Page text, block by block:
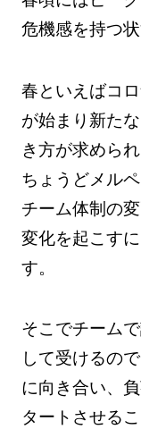
危機感を持つ
春といえばコ
が始まり新た
き方が求めら
ちょうどメル
チーム体制の
変化を起こす
す。
そこでチーム
して受けるの
に向き合い、
タートさせる